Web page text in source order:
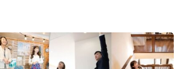
利用規約